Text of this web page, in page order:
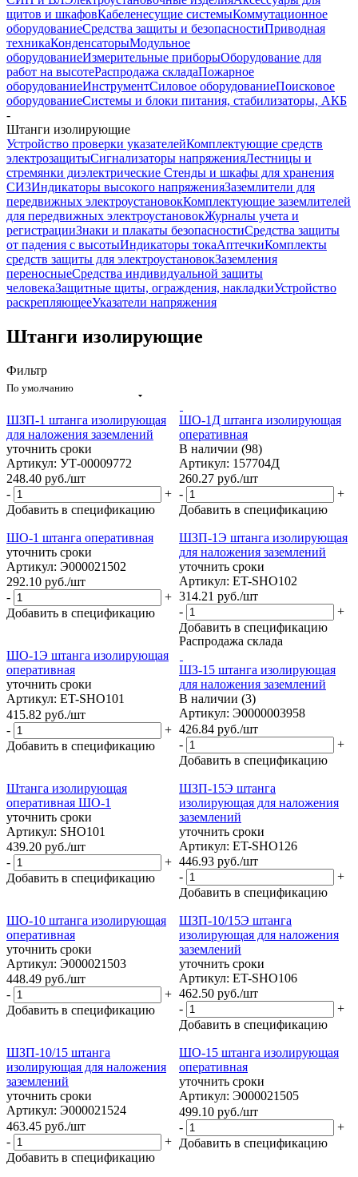
щитов и шкафовКабеленесущие системыКоммутационное
оборудованиеСредства защиты и безопасностиПриводная
техникаКонденсаторыМодульное
оборудованиеИзмерительные приборыОборудование для
работ на высотеРаспродажа складаПожарное
оборудованиеИнструментСиловое оборудованиеПоисковое
оборудованиеСистемы и блоки питания, стабилизаторы, АКБ
-
Штанги изолирующие
Устройство проверки указателейКомплектующие средств
электрозащитыСигнализаторы напряженияЛестницы и
стремянки диэлектрические Стенды и шкафы для хранения
СИЗИндикаторы высокого напряженияЗаземлители для
передвижных электроустановокКомплектующие заземлителей
для передвижных электроустановокЖурналы учета и
регистрацииЗнаки и плакаты безопасностиСредства защиты
от падения с высотыИндикаторы токаАптечкиКомплекты
средств защиты для электроустановокЗаземления
переносныеСредства индивидуальной защиты
человекаЗащитные щиты, ограждения, накладкиУстройство
раскрепляющееУказатели напряжения
Штанги изолирующие
Фильтр
По умолчанию
ШЗП-1 штанга изолирующая
для наложения заземлений
уточнить сроки
Артикул: УТ-00009772
248.40 руб./шт
-
+
Добавить в спецификацию
ШО-1Д штанга изолирующая
оперативная
В наличии (98)
Артикул: 157704Д
260.27 руб./шт
-
+
Добавить в спецификацию
ШО-1 штанга оперативная
уточнить сроки
Артикул: Э000021502
292.10 руб./шт
-
+
Добавить в спецификацию
ШЗП-1Э штанга изолирующая
для наложения заземлений
уточнить сроки
Артикул: ET-SHO102
314.21 руб./шт
-
+
Добавить в спецификацию
ШО-1Э штанга изолирующая
оперативная
уточнить сроки
Артикул: ET-SHO101
415.82 руб./шт
-
+
Добавить в спецификацию
Распродажа склада
ШЗ-15 штанга изолирующая
для наложения заземлений
В наличии (3)
Артикул: Э0000003958
426.84 руб./шт
-
+
Добавить в спецификацию
Штанга изолирующая
оперативная ШО-1
уточнить сроки
Артикул: SHO101
439.20 руб./шт
-
+
Добавить в спецификацию
ШЗП-15Э штанга
изолирующая для наложения
заземлений
уточнить сроки
Артикул: ET-SHO126
446.93 руб./шт
-
+
Добавить в спецификацию
ШО-10 штанга изолирующая
оперативная
уточнить сроки
Артикул: Э000021503
448.49 руб./шт
-
+
Добавить в спецификацию
ШЗП-10/15Э штанга
изолирующая для наложения
заземлений
уточнить сроки
Артикул: ET-SHO106
462.50 руб./шт
-
+
Добавить в спецификацию
ШЗП-10/15 штанга
изолирующая для наложения
заземлений
уточнить сроки
Артикул: Э000021524
463.45 руб./шт
-
+
Добавить в спецификацию
ШО-15 штанга изолирующая
оперативная
уточнить сроки
Артикул: Э000021505
499.10 руб./шт
-
+
Добавить в спецификацию